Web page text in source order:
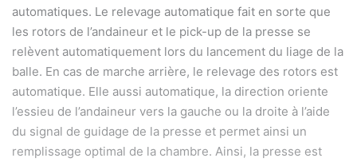
automatiques. Le relevage automatique fait en sorte que
les rotors de l’andaineur et le pick-up de la presse se
relèvent automatiquement lors du lancement du liage de la
balle. En cas de marche arrière, le relevage des rotors est
automatique. Elle aussi automatique, la direction oriente
l’essieu de l’andaineur vers la gauche ou la droite à l’aide
du signal de guidage de la presse et permet ainsi un
remplissage optimal de la chambre. Ainsi, la presse est